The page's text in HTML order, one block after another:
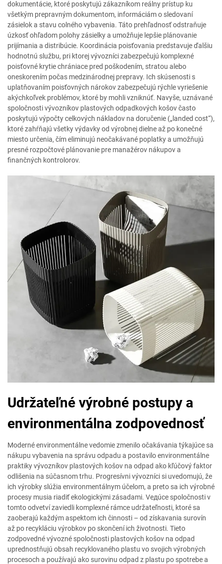
dokumentácie, ktoré poskytujú zákazníkom reálny prístup ku
všetkým prepravným dokumentom, informáciám o sledovaní
zásielok a stavu colného vybavenia. Táto prehľadnosť odstraňuje
úzkosť ohľadom polohy zásielky a umožňuje lepšie plánovanie
prijímania a distribúcie. Koordinácia poisťovania predstavuje ďalšiu
hodnotnú službu, pri ktorej vývozníci zabezpečujú komplexné
poisťovné krytie chrániace pred poškodením, stratou alebo
oneskorením počas medzinárodnej prepravy. Ich skúsenosti s
uplatňovaním poisťovných nárokov zabezpečujú rýchle vyriešenie
akýchkoľvek problémov, ktoré by mohli vzniknúť. Navyše, uznávané
spoločnosti vývozníkov plastových odpadkových košov často
poskytujú výpočty celkových nákladov na doručenie („landed cost“),
ktoré zahŕňajú všetky výdavky od výrobnej dielne až po konečné
miesto určenia, čím eliminujú neočakávané poplatky a umožňujú
presné rozpočtové plánovanie pre manažérov nákupov a
finančných kontrolorov.
Udržateľné výrobné postupy a
environmentálna zodpovednosť
Moderné environmentálne vedomie zmenilo očakávania týkajúce sa
nákupu vybavenia na správu odpadu a postavilo environmentálne
praktiky vývozníkov plastových košov na odpad ako kľúčový faktor
odlišenia na súčasnom trhu. Progresívni vývozníci si uvedomujú, že
ich výrobky slúžia environmentálnym účelom, a preto sa ich výrobné
procesy musia riadiť ekologickými zásadami. Vедúce spoločnosti v
tomto odvetví zaviedli komplexné rámce udržateľnosti, ktoré sa
zaoberajú každým aspektom ich činnosti – od získavania surovín
až po recykláciu výrobkov po skončení ich životnosti. Tieto
zodpovedné vývozné spoločnosti plastových košov na odpad
uprednostňujú obsah recyklovaného plastu vo svojich výrobných
procesoch a používajú ako surovinu odpad z plastu po spotrebe a